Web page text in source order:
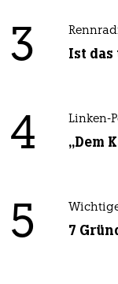
3 Ist
4 Linken-
„Dem
5 7